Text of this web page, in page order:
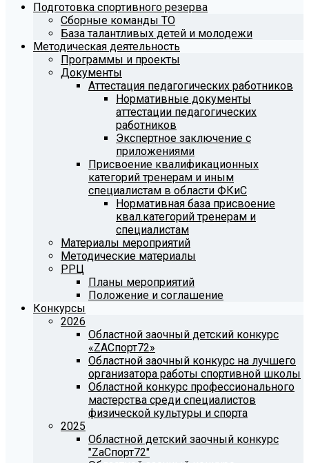
Подготовка спортивного резерва
Сборные команды ТО
База талантливых детей и молодежи
Методическая деятельность
Программы и проекты
Документы
Аттестация педагогических работников
Нормативные документы
аттестации педагогических
работников
Экспертное заключение с
приложениями
Присвоение квалификационных
категорий тренерам и иным
специалистам в области ФКиС
Нормативная база присвоение
квал.категорий тренерам и
специалистам
Материалы мероприятий
Методические материалы
РРЦ
Планы мероприятий
Положение и соглашение
Конкурсы
2026
Областной заочный детский конкурс
«ZAСпорт72»
Областной заочный конкурс на лучшего
организатора работы спортивной школы
Областной конкурс профессионального
мастерства среди специалистов
физической культуры и спорта
2025
Областной детский заочный конкурс
"ZаСпорт72"